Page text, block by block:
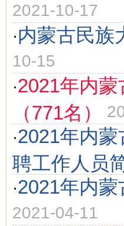
2021-10-17
·内蒙古民族
10-15
·2021年内
（771名）
·2021年内
聘工作人员
·2021年内
2021-04-11